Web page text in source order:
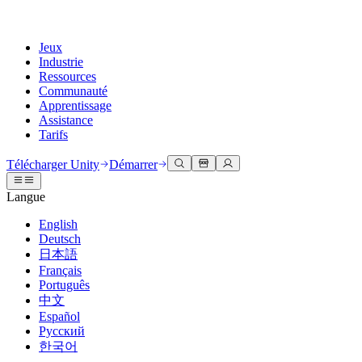
Jeux
Industrie
Ressources
Communauté
Apprentissage
Assistance
Tarifs
Moteur Unity
Créez des jeux 2D et 3D pour n'importe quelle plateforme
Collaboration
Collaborez et itérez rapidement avec votre équipe
Télécharger Unity
Offres et tarifs
Déployez
Multiplateforme
Collaboration 3D
Construisez et révisez des projets 3D en temps réel
Formation immersive
Entraînez-vous dans des environnements immersifs
Expériences client
Créez des expériences interactives 3D
Secteurs
Fabrication
Documentation
Outils de développement
Versions de publication et suivi des problèmes
Feuille de route
Examiner les fonctionnalités à venir
Glossaire
Discussions
Événements
Événements mondiaux et locaux
Histoires de la communauté
Made with Unity
Mise en avant des créateurs Unity
Unity Learn
Maîtrisez les compétences Unity gratuitement
Formation professionnelle
Améliorez votre équipe avec des formateurs Unity
Vous découvrez Unity ?
Démarrer
Démarrez votre apprentissage
Parcours essentiels Unity
Obtenir de l'aide
Vous aider à réussir avec Unity
Plans de succès
Atteignez vos objectifs plus rapidement avec un support expert
FAQ
Réponses aux questions courantes
Contactez-nous.
Connectez-vous avec notre équipe
Télécharger Unity Démarrer
Langue
English
Deutsch
日本語
Français
Português
中文
Español
Русский
한국어